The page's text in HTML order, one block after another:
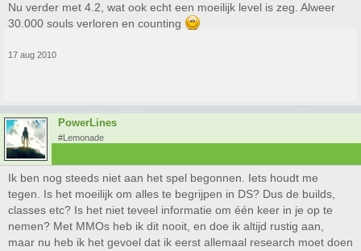
Nu verder met 4.2, wat ook echt een moeilijk level is zeg. Alweer
30.000 souls verloren en counting
17 aug 2010
PowerLines
#Lemonade
Ik ben nog steeds niet aan het spel begonnen. Iets houdt me
tegen. Is het moeilijk om alles te begrijpen in DS? Dus de builds,
classes etc? Is het niet teveel informatie om één keer in je op te
nemen? Met MMOs heb ik dit nooit, en doe ik altijd rustig aan,
maar nu heb ik het gevoel dat ik eerst allemaal research moet doen